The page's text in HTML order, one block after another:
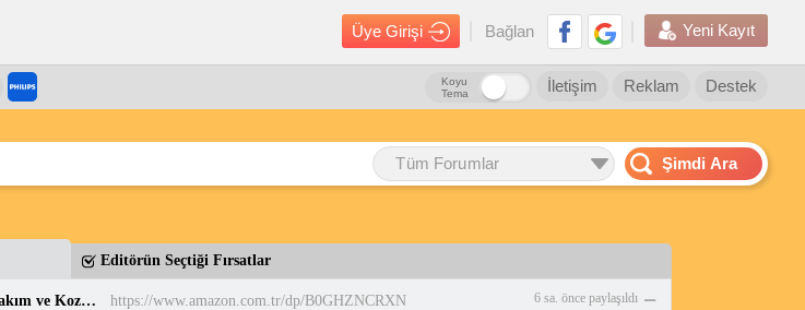
Üye Girişi Bağlan Yeni Kayıt
Destek
Reklam
İletişim
Koyu
Tema
Tüm Forumlar Şimdi Ara
Editörün Seçtiği Fırsatlar
Balen's Beeauty Saf Papatya Hidrosolü 250 ml : Amazon.com.tr: Kişisel Bakım ve Kozmetik https://www.amazon.com.tr/dp/B0GHZNCRXN 6 sa. önce paylaşıldı